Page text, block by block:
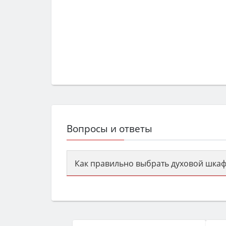
Вопросы и ответы
Как правильно выбрать духовой
семьи, класс энергопотребления не